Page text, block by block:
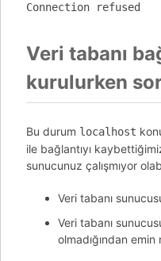
Connection refused
Veri tabanı
kurulurken
Bu durum localhost
ile bağlantıyı
sunucunuz çalışmıyor
Veri tabanı
Veri tabanı
olmadığından emin